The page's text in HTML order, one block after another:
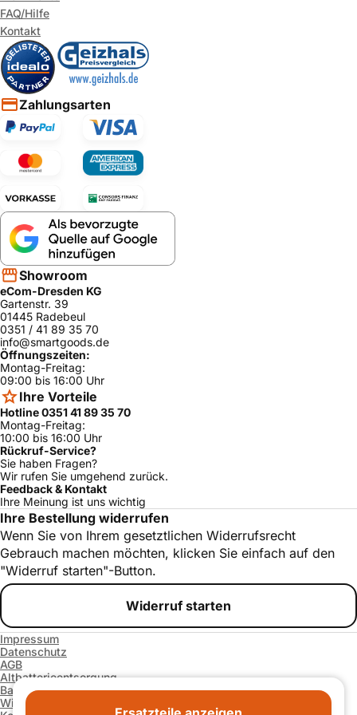
FAQ/Hilfe
Kontakt
Zahlungsarten
Showroom
eCom-Dresden KG
Gartenstr. 39
01445 Radebeul
0351 / 41 89 35 70
info@smartgoods.de
Öffnungszeiten:
Montag-Freitag:
09:00 bis 16:00 Uhr
Ihre Vorteile
Hotline 0351 41 89 35 70
Montag-Freitag:
10:00 bis 16:00 Uhr
Rückruf-Service?
Sie haben Fragen?
Wir rufen Sie umgehend zurück.
Feedback & Kontakt
Ihre Meinung ist uns wichtig
Ihre Bestellung widerrufen
Wenn Sie von Ihrem gesetztlichen Widerrufsrecht
Gebrauch machen möchten, klicken Sie einfach auf den
"Widerruf starten"-Button.
Widerruf starten
Impressum
Datenschutz
AGB
Altbatterieentsorgung
Barrierefreiheitserklärung
Widerrufsrecht und -formular